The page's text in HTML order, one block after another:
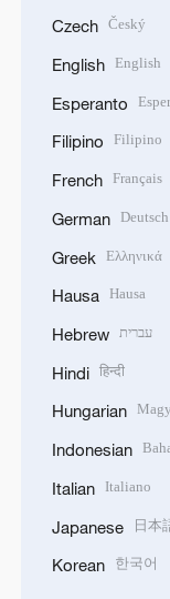
Czech Český
English English
Esperanto
Filipino Filipino
French Français
German Deutsch
Greek Ελληνικά
Hausa Hausa
Hebrew עברית
Hindi हिन्दी
Hungarian
Indonesian
Italian Italiano
Japanese 日本
Korean 한국어